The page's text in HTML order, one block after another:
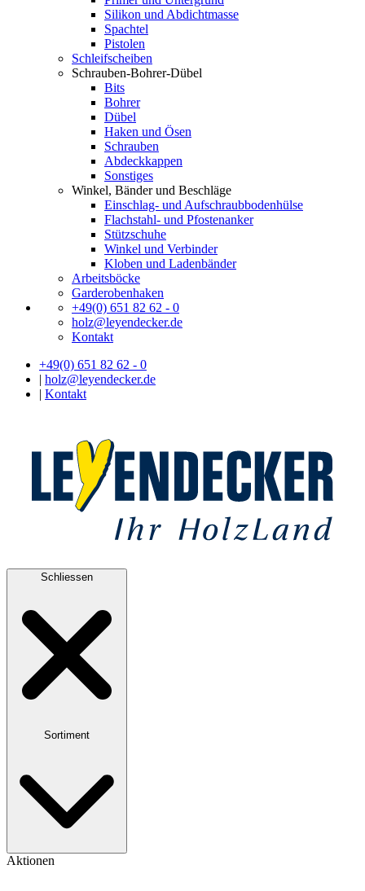
Silikon und Abdichtmasse
Spachtel
Pistolen
Schleifscheiben
Schrauben-Bohrer-Dübel
Bits
Bohrer
Dübel
Haken und Ösen
Schrauben
Abdeckkappen
Sonstiges
Winkel, Bänder und Beschläge
Einschlag- und Aufschraubbodenhülse
Flachstahl- und Pfostenanker
Stützschuhe
Winkel und Verbinder
Kloben und Ladenbänder
Arbeitsböcke
Garderobenhaken
+49(0) 651 82 62 - 0
holz@leyendecker.de
Kontakt
+49(0) 651 82 62 - 0
| holz@leyendecker.de
| Kontakt
Schliessen
Sortiment
Aktionen